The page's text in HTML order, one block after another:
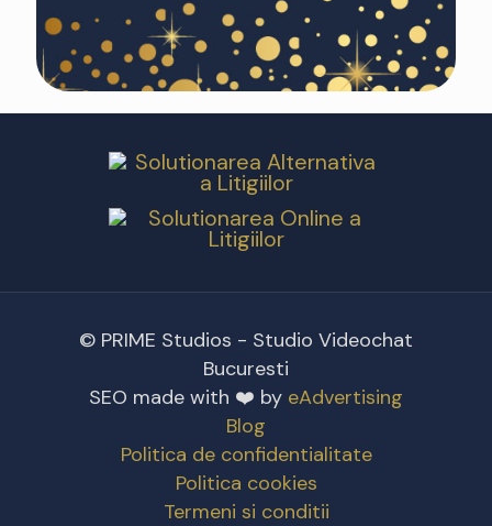
© PRIME Studios - Studio Videochat
Bucuresti
SEO made with ❤️ by eAdvertising
Blog
Politica de confidentialitate
Politica cookies
Termeni si conditii